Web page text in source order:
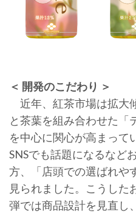
＜ 開発のこだわり ＞
近年、紅茶市場は拡大
と茶葉を組み合わせた「
を中心に関心が高まって
SNSでも話題になるなど
方、「店頭での選ばれや
見られました。こうした
弾では商品設計を見直し